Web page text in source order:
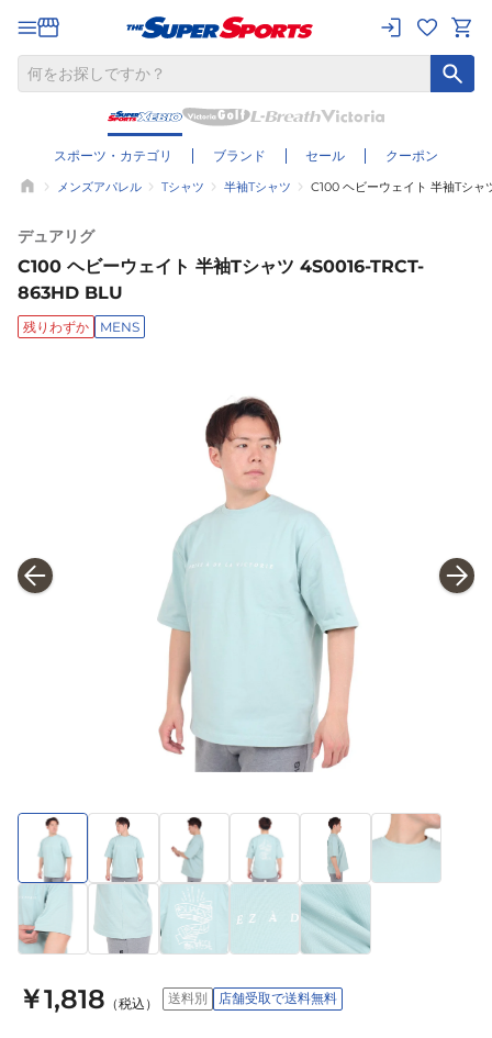
スポーツ・カテゴリ ブランド セール クーポン
メンズアパレル Tシャツ 半袖Tシャツ C100 ヘビーウェイト 半袖Tシ
デュアリグ
C100 ヘビーウェイト 半袖Tシャツ 4S0016-TRCT-
863HD BLU
残りわずか MENS
￥1,818 （税込） 送料別 店舗受取で送料無料